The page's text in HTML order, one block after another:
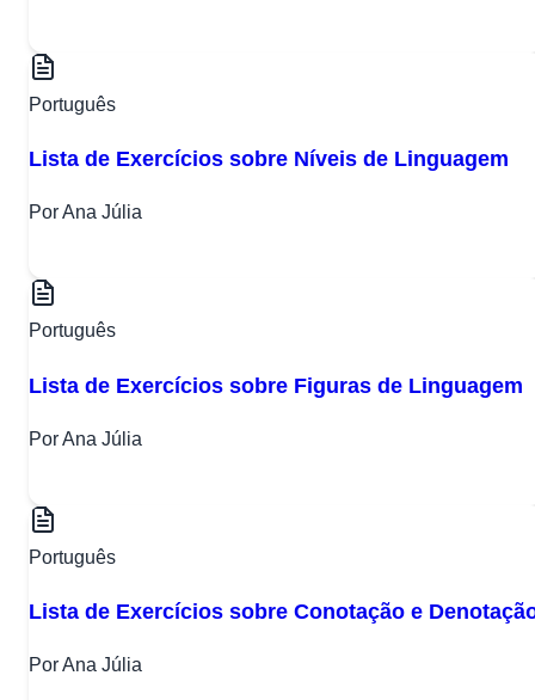
Português
Lista de Exercícios sobre Níveis de Linguagem
Por Ana Júlia
Português
Lista de Exercícios sobre Figuras de Linguagem
Por Ana Júlia
Português
Lista de Exercícios sobre Conotação e
Por Ana Júlia